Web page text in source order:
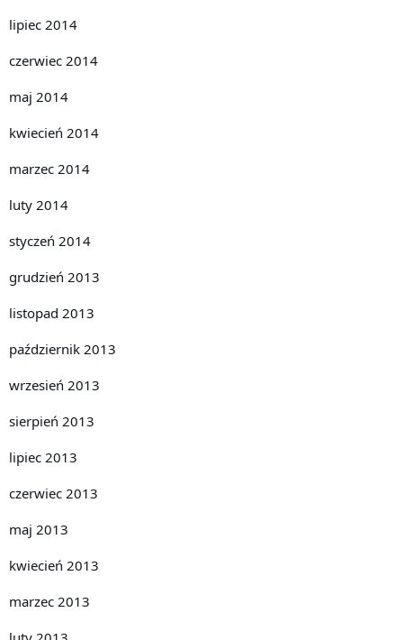
lipiec 2014
czerwiec 2014
maj 2014
kwiecień 2014
marzec 2014
luty 2014
styczeń 2014
grudzień 2013
listopad 2013
październik 2013
wrzesień 2013
sierpień 2013
lipiec 2013
czerwiec 2013
maj 2013
kwiecień 2013
marzec 2013